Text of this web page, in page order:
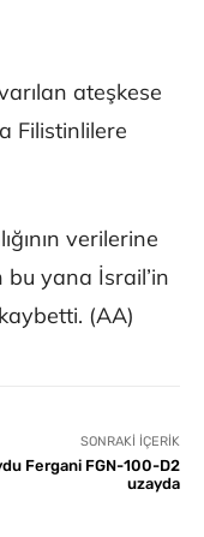
ateşkese
Filistinlilere
verilerine
yana İsrail’in
(AA)
SONRAKI İÇERIK
Fergani FGN-100-D2
uzayda